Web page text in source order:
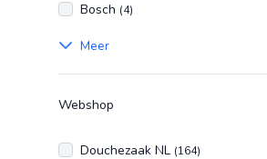
Bosch (4)
Meer
Webshop
Douchezaak NL (164)